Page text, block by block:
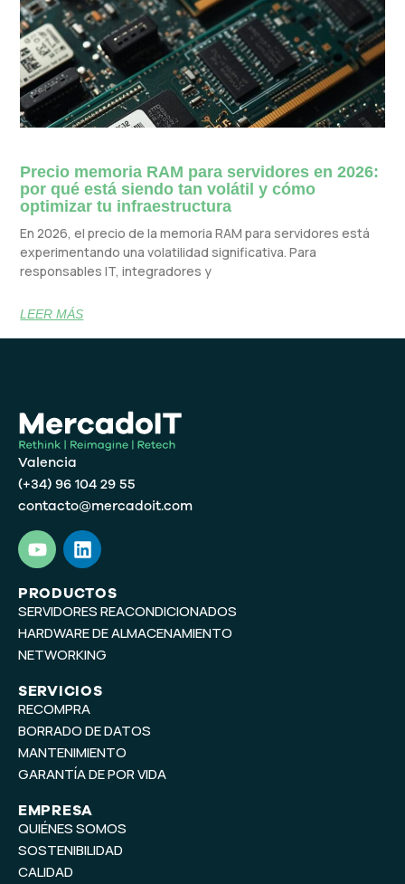
Precio memoria RAM para servidores en 2026:
por qué está siendo tan volátil y cómo
optimizar tu infraestructura
En 2026, el precio de la memoria RAM para servidores está
experimentando una volatilidad significativa. Para
responsables IT, integradores y
LEER MÁS
Valencia
(+34) 96 104 29 55
contacto@mercadoit.com
Y
o
u
t
u
b
e
L
i
n
k
e
d
i
PRODUCTOS
SERVIDORES REACONDICIONADOS
HARDWARE DE ALMACENAMIENTO
NETWORKING
SERVICIOS
RECOMPRA
BORRADO DE DATOS
MANTENIMIENTO
GARANTÍA DE POR VIDA
EMPRESA
QUIÉNES SOMOS
SOSTENIBILIDAD
CALIDAD